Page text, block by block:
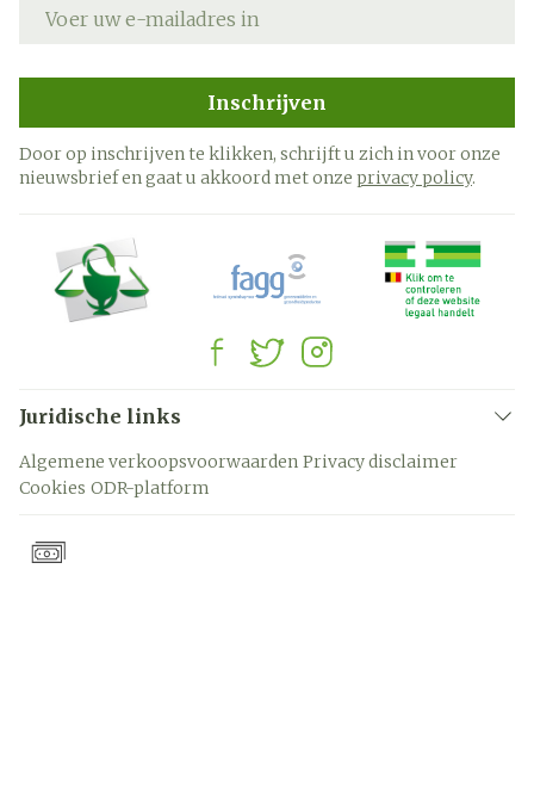
Inschrijven
Door op inschrijven te klikken, schrijft u zich in voor onze
nieuwsbrief en gaat u akkoord met onze privacy policy.
Juridische links
Algemene verkoopsvoorwaarden Privacy disclaimer
Cookies ODR-platform